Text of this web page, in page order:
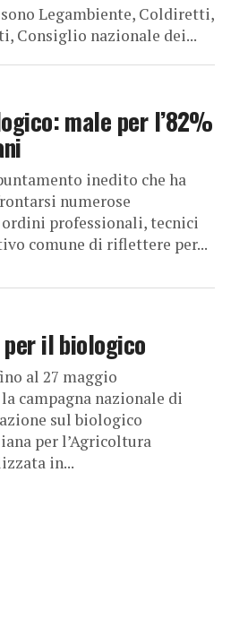
Legambiente, Coldiretti,
Consiglio nazionale dei...
male per l’82%
inedito che ha
numerose
professionali, tecnici
comune di riflettere per...
per il biologico
al 27 maggio
campagna nazionale di
sul biologico
per l’Agricoltura
in...